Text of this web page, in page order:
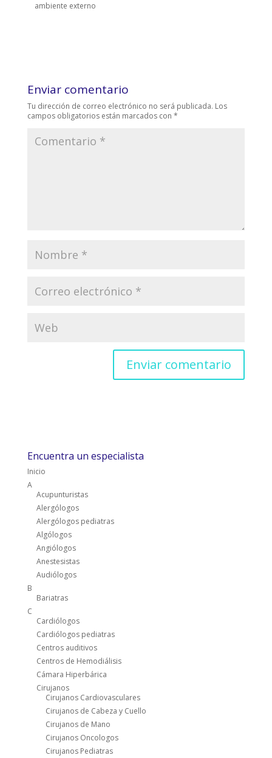
ambiente externo
Enviar comentario
Tu dirección de correo electrónico no será publicada. Los
campos obligatorios están marcados con *
Encuentra un especialista
Inicio
A
Acupunturistas
Alergólogos
Alergólogos pediatras
Algólogos
Angiólogos
Anestesistas
Audiólogos
B
Bariatras
C
Cardiólogos
Cardiólogos pediatras
Centros auditivos
Centros de Hemodiálisis
Cámara Hiperbárica
Cirujanos
Cirujanos Cardiovasculares
Cirujanos de Cabeza y Cuello
Cirujanos de Mano
Cirujanos Oncologos
Cirujanos Pediatras